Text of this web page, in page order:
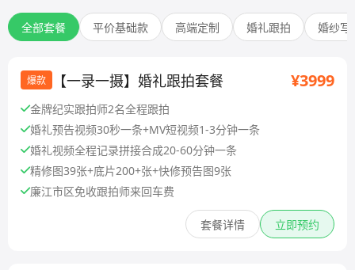
全部套餐 平价基础款 高端定制 婚礼跟拍 婚纱写
爆款 【一录一摄】婚礼跟拍套餐 ¥3999
金牌纪实跟拍师2名全程跟拍
婚礼预告视频30秒一条+MV短视频1-3分钟一条
婚礼视频全程记录拼接合成20-60分钟一条
精修图39张+底片200+张+快修预告图9张
廉江市区免收跟拍师来回车费
套餐详情 立即预约